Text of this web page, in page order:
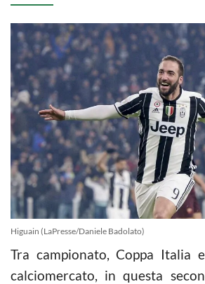
Higuain (LaPresse/Daniele Badolato)
Tra campionato, Coppa Italia
calciomercato, in questa